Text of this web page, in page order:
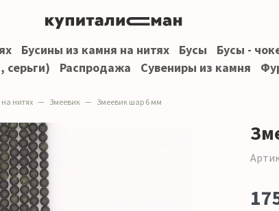
Бусины из камня на нитях Бусы Бусы -
серьги)
Распродажа Сувениры из камня
нитях Змеевик Змеевик шар 6 мм